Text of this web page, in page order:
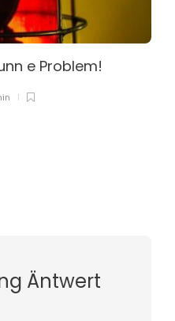
e Problem!
Äntwert